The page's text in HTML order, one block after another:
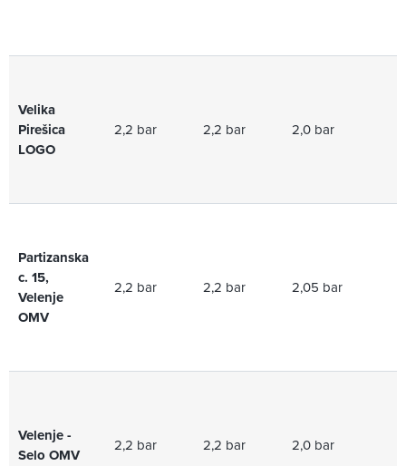
Velika
Pirešica
LOGO
2,2 bar 2,2 bar 2,0 bar
Partizanska
c. 15,
Velenje
OMV
2,2 bar 2,2 bar 2,05 bar
Velenje -
Selo OMV
2,2 bar 2,2 bar 2,0 bar